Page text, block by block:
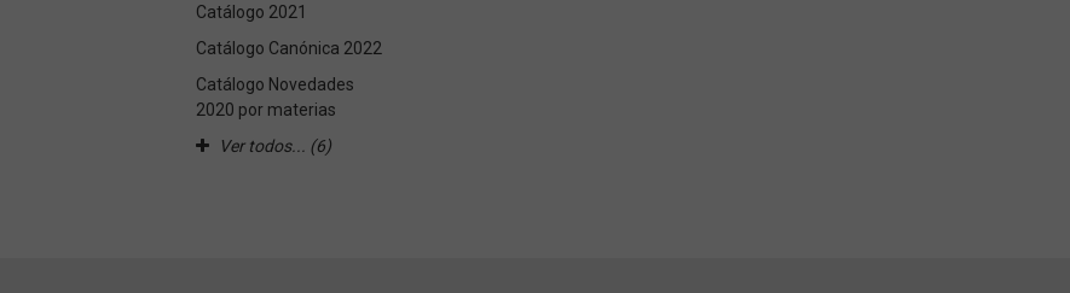
Catálogo 2021
Catálogo Canónica 2022
Catálogo Novedades
2020 por materias
Ver todos... (6)